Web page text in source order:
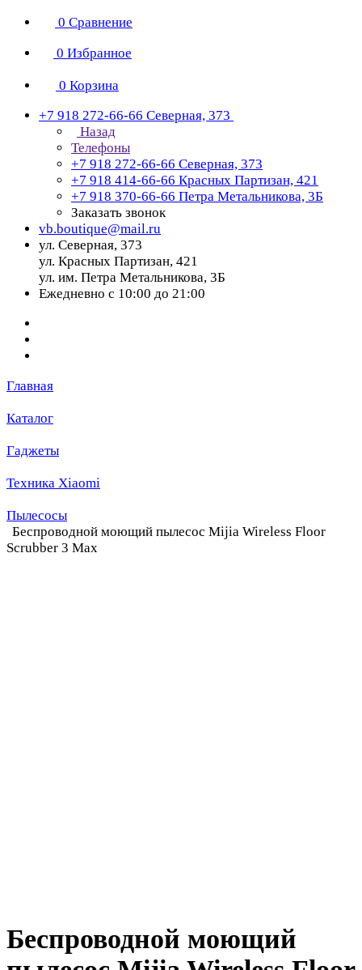
0 Сравнение
0 Избранное
0 Корзина
+7 918 272-66-66 Северная, 373
Назад
Телефоны
+7 918 272-66-66 Северная, 373
+7 918 414-66-66 Красных Партизан, 421
+7 918 370-66-66 Петра Метальникова, 3Б
Заказать звонок
vb.boutique@mail.ru
ул. Северная, 373
ул. Красных Партизан, 421
ул. им. Петра Метальникова, 3Б
Ежедневно с 10:00 до 21:00
Главная
Каталог
Гаджеты
Техника Xiaomi
Пылесосы
Беспроводной моющий пылесос Mijia Wireless Floor
Scrubber 3 Max
Беспроводной моющий